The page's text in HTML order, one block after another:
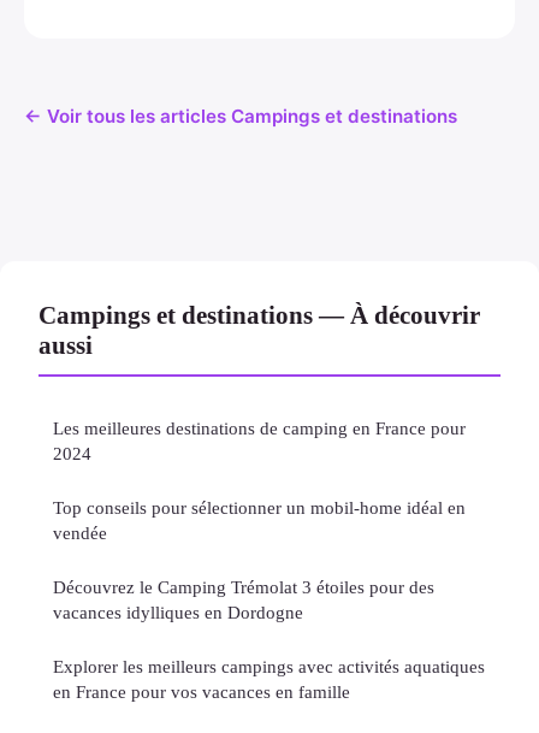
← Voir tous les articles Campings et destinations
Campings et destinations — À découvrir
aussi
Les meilleures destinations de camping en France pour
2024
Top conseils pour sélectionner un mobil-home idéal en
vendée
Découvrez le Camping Trémolat 3 étoiles pour des
vacances idylliques en Dordogne
Explorer les meilleurs campings avec activités aquatiques
en France pour vos vacances en famille